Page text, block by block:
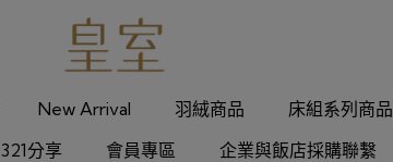
New Arrival 羽絨商品 床組系列商品
321分享 會員專區 企業與飯店採購聯繫